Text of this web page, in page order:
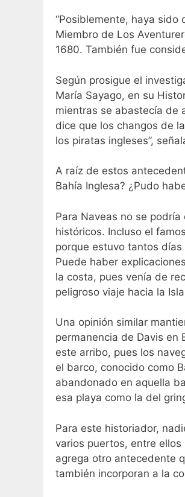
“Posiblemente, haya
Miembro de Los
1680. También fue
Según prosigue el
María Sayago, en su
mientras se abastecía de
dice que los changos de
los piratas ingleses”,
A raíz de estos
Bahía Inglesa? ¿Pudo
Para Naveas no se
históricos. Incluso el
porque estuvo tantos
Puede haber
la costa, pues venía de
peligroso viaje hacia la
Una opinión similar
permanencia de Davis en
este arribo, pues los
el barco, conocido como
abandonado en aquella
esa playa como la del
Para este historiador,
varios puertos, entre
agrega otro antecedente
también incorporan a la